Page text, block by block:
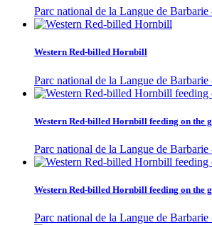
Parc national de la Langue de Barbarie
Western Red-billed Hornbill
Parc national de la Langue de Barbarie
Western Red-billed Hornbill feeding on the
Parc national de la Langue de Barbarie
Western Red-billed Hornbill feeding on the
Parc national de la Langue de Barbarie